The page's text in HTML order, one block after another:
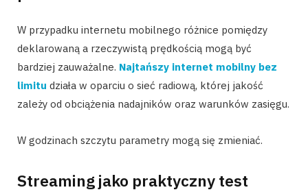
W przypadku internetu mobilnego różnice pomiędzy
deklarowaną a rzeczywistą prędkością mogą być
bardziej zauważalne. Najtańszy internet mobilny bez
limitu działa w oparciu o sieć radiową, której jakość
zależy od obciążenia nadajników oraz warunków zasięgu.
W godzinach szczytu parametry mogą się zmieniać.
Streaming jako praktyczny test